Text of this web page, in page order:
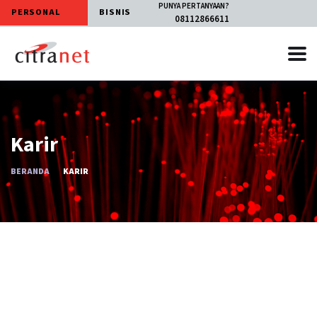
PERSONAL BISNIS PUNYA PERTANYAAN?
08112866611
Karir
BERANDA KARIR